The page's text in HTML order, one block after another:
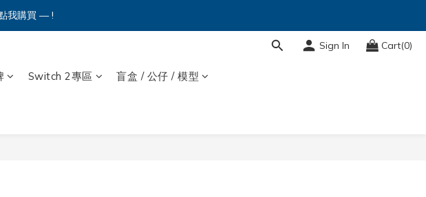
我購買 — !
券！🎫
Sign In Cart(0)
Switch 2專區 盲盒 / 公仔 / 模型